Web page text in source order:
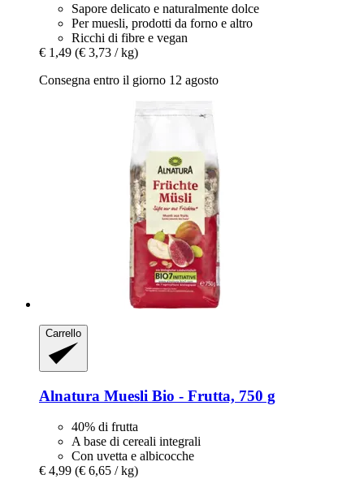
Sapore delicato e naturalmente dolce
Per muesli, prodotti da forno e altro
Ricchi di fibre e vegan
€ 1,49 (€ 3,73 / kg)
Consegna entro il giorno 12 agosto
Carrello
Alnatura Muesli Bio -​ Frutta, 750 g
40% di frutta
A base di cereali integrali
Con uvetta e albicocche
€ 4,99 (€ 6,65 / kg)